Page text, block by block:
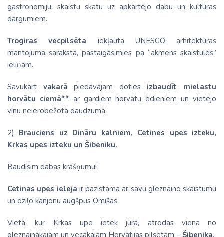
gastronomiju, skaistu skatu uz apkārtējo dabu un kultūras
dārgumiem.
Trogiras vecpilsēta iekļauta UNESCO arhitektūras
mantojuma sarakstā, pastaigāsimies pa “akmens skaistules”
ieliņām.
Savukārt vakarā piedāvājam doties izbaudīt mielastu
horvātu ciemā** ar gardiem horvātu ēdieniem un vietējo
vīnu neierobežotā daudzumā.
2) Brauciens uz Dināru kalniem, Cetines upes izteku,
Krkas upes izteku un Šibeniku.
Baudīsim dabas krāšņumu!
Cetinas upes ieleja ir pazīstama ar savu gleznaino skaistumu
un dziļo kanjonu augšpus Omišas.
Vietā, kur Krkas upe ietek jūrā, atrodas viena no
gleznainākajām un vecākajām Horvātijas pilsētām – Šibenika.